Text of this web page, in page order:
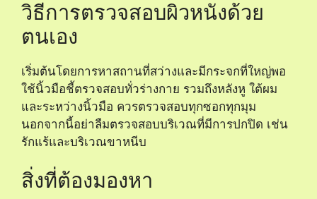
วิธีการตรวจสอบผิวหนังด้วย
ตนเอง
เริ่มต้นโดยการหาสถานที่สว่างและมีกระจกที่ใหญ่พอ
ใช้นิ้วมือชี้ตรวจสอบทั่วร่างกาย รวมถึงหลังหู ใต้ผม
และระหว่างนิ้วมือ ควรตรวจสอบทุกซอกทุกมุม
นอกจากนี้อย่าลืมตรวจสอบบริเวณที่มีการปกปิด เช่น
รักแร้และบริเวณขาหนีบ
สิ่งที่ต้องมองหา